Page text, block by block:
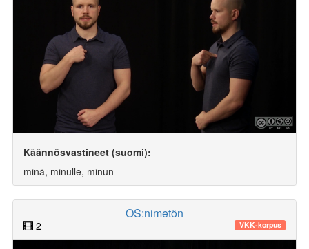
Käännösvastineet (suomi):
minä, minulle, minun
OS:nimetön
2 VKK-korpus